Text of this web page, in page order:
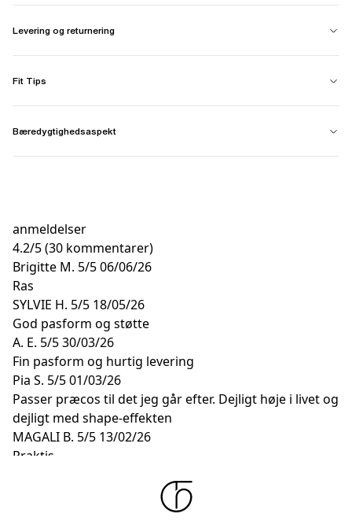
Levering og returnering
Fit Tips
Bæredygtighedsaspekt
anmeldelser
4.2/5(30 kommentarer)
Brigitte M. 5/506/06/26
Ras
SYLVIE H. 5/5 18/05/26
God pasform og støtte
A. E. 5/530/03/26
Fin pasform og hurtig levering
Pia S. 5/501/03/26
Passer præcos til det jeg går efter. Dejligt høje i livet og
dejligt med shape-effekten
MAGALI B. 5/5 13/02/26
Praktis